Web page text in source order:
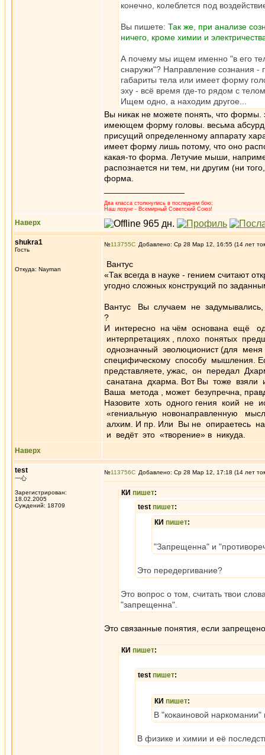
конечно, колеблется под
Вы пишете: Так же, при анализе
ничего, кроме химии и
А почему мы ищем именно "в его
снаружи"? Направление сознания -
габариты тела или имеет форму
эху - всё время где-то рядом с
Ищем одно, а находим другое...
Вы никак не можете понять, что формы.
имеющем форму головы. весьма
присущий определенному аппарату
имеет форму лишь потому, что оно
какая-то форма. Летучие мыши,
распознается ни тем, ни другим (ни
форма.
Два класса столкнулись в последнем бою;
Наш лозунг - Всемирный Советский Союз!
Наверх
shukra1
Гость
Откуда: Nayman
№113755 Добавлено: Ср 28 Мар 12, 16:55 (14 лет
Вантус
«Так всегда в науке - гением считают
угодно сложных конструкций по
Вантус Вы случаем не задумывались,
?
И интересно на чём основана ещё
интерпретациях , плохо понятых
однозначный эволюционист (для
специфическому способу мышления.
представляете, ужас, он передал
санатана дхарма. Вот Вы тоже взяли
Ваша метода , может безупречна,
Назовите хоть одного гения коий не
«гениальную новонаправленную
алхим. И пр. Или Вы не опираетесь
и ведёт это «творение» в никуда.
Наверх
test
一心
Зарегистрирован:
18.02.2005
Суждений: 18709
№113756 Добавлено: Ср 28 Мар 12, 17:18 (14 лет
КИ пишет:
test пишет:
КИ пишет:
"Запрещенна" и
Это передергивание?
Это вопрос о том, считать твои
"запрещенна".
Это связанные понятия, если
КИ пишет:
test пишет:
КИ пишет:
В "кокаиновой наркомании"
В физике и химии и её